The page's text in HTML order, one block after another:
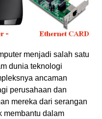
menjadi salah satu
dunia teknologi
ancaman
perusahaan dan
mereka dari serangan
membantu dalam